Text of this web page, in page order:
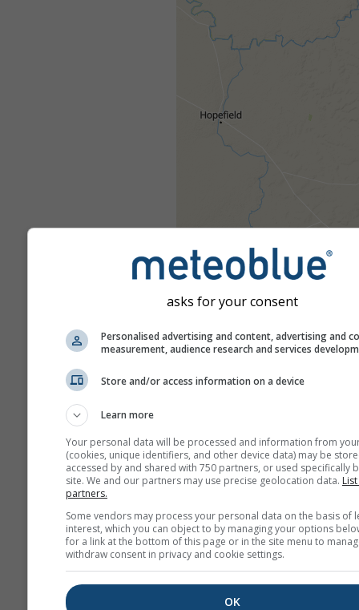
asks for your consent
Personalised advertising and content, advertising and
measurement, audience research and services
Store and/or access information on a device
Learn more
Your personal data will be processed and information from
(cookies, unique identifiers, and other device data) may be
accessed by and shared with 750 partners, or used specifically
site. We and our partners may use precise geolocation data.
partners.
Some vendors may process your personal data on the basis of
interest, which you can object to by managing your options
for a link at the bottom of this page or in the site menu to
withdraw consent in privacy and cookie settings.
OK